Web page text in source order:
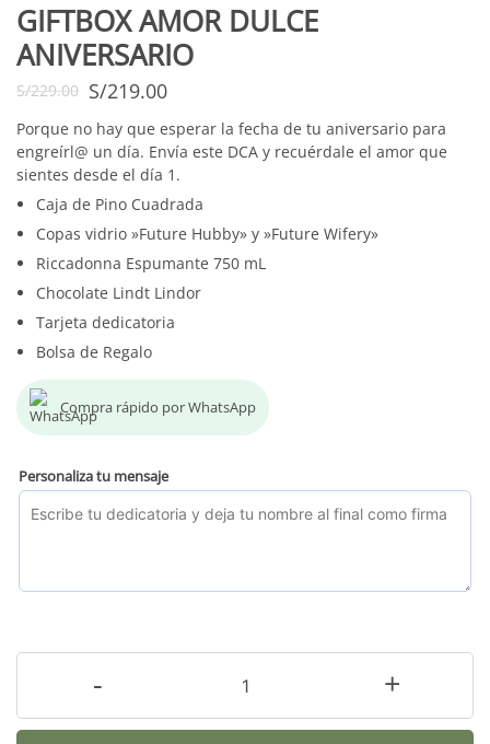
GIFTBOX AMOR DULCE
ANIVERSARIO
S/229.00 S/219.00
Porque no hay que esperar la fecha de tu aniversario para
engreírl@ un día. Envía este DCA y recuérdale el amor que
sientes desde el día 1.
Caja de Pino Cuadrada
Copas vidrio »Future Hubby» y »Future Wifery»
Riccadonna Espumante 750 mL
Chocolate Lindt Lindor
Tarjeta dedicatoria
Bolsa de Regalo
Compra rápido por WhatsApp
Personaliza tu mensaje
- +